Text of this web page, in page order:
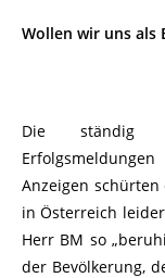
Wollen wir uns als
Die ständig
Anzeigen
in Österreich
Herr BM so
der Bevölkerung,